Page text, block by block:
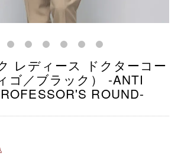
レディース ドクターコー
ゴ／ブラック） -ANTI
ROUND-